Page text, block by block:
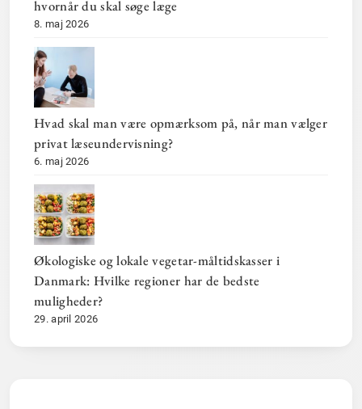
hvornår du skal søge læge
8. maj 2026
Hvad skal man være opmærksom på, når man vælger
privat læseundervisning?
6. maj 2026
Økologiske og lokale vegetar-måltidskasser i
Danmark: Hvilke regioner har de bedste
muligheder?
29. april 2026